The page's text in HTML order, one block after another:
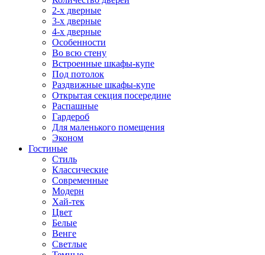
2-х дверные
3-х дверные
4-х дверные
Особенности
Во всю стену
Встроенные шкафы-купе
Под потолок
Раздвижные шкафы-купе
Открытая секция посередине
Распашные
Гардероб
Для маленького помещения
Эконом
Гостиные
Стиль
Классические
Современные
Модерн
Хай-тек
Цвет
Белые
Венге
Светлые